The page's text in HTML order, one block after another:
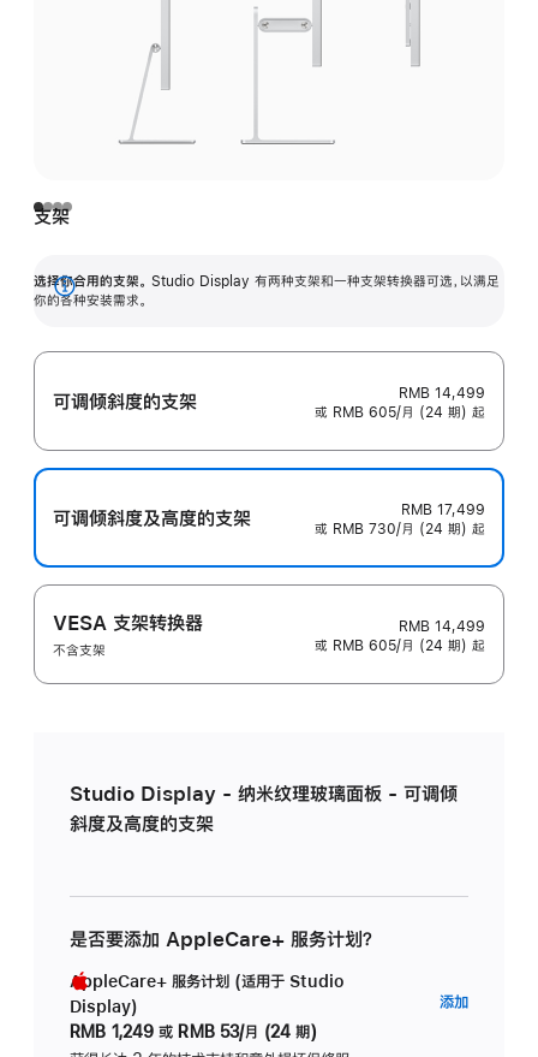
支架
选择你合用的支架。 Studio Display 有两种支架和一种支架转换器可选，以满足
你的各种安装需求。
展
可调倾斜度的支架
RMB 14,499
或 RMB 605/月 (24 期) 起
可调倾斜度及高‍度的支‍架
RMB 17,499
或 RMB 730/月 (24 期) 起
VESA 支架转换器
不含支架
RMB 14,499
或 RMB 605/月 (24 期) 起
Studio Display - 纳米纹理玻璃面板 - 可调倾
斜度及高度的支架
是否要添加 AppleCare+ 服务计划？
AppleCare+ 服务计划 (适用于 Studio
Display)
RMB 1,249 或 RMB 53/月 (24 期)
添加